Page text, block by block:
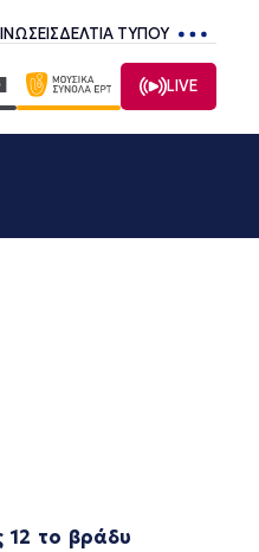
ΔΕΛΤΙΑ ΤΥΠΟΥ
LIVE
12 το βράδυ